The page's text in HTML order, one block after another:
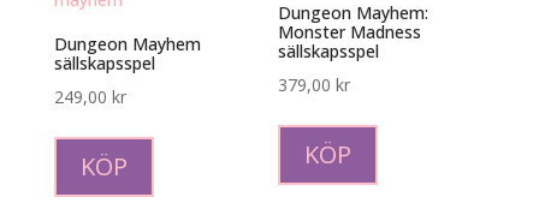
Dungeon Mayhem
sällskapsspel
249,00 kr
KÖP
Dungeon Mayhem:
Monster Madness
sällskapsspel
379,00kr
KÖP